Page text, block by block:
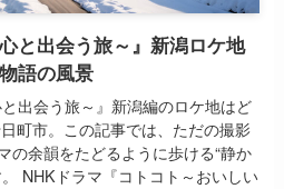
と出会う旅～』新潟ロケ地
語の風景
出会う旅～』新潟編のロケ地はど
町市。この記事では、ただの撮影
の余韻をたどるように歩ける“静か
NHKドラマ『コトコト～おいしい